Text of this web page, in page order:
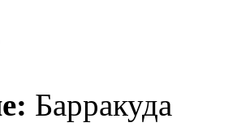
Барракуда